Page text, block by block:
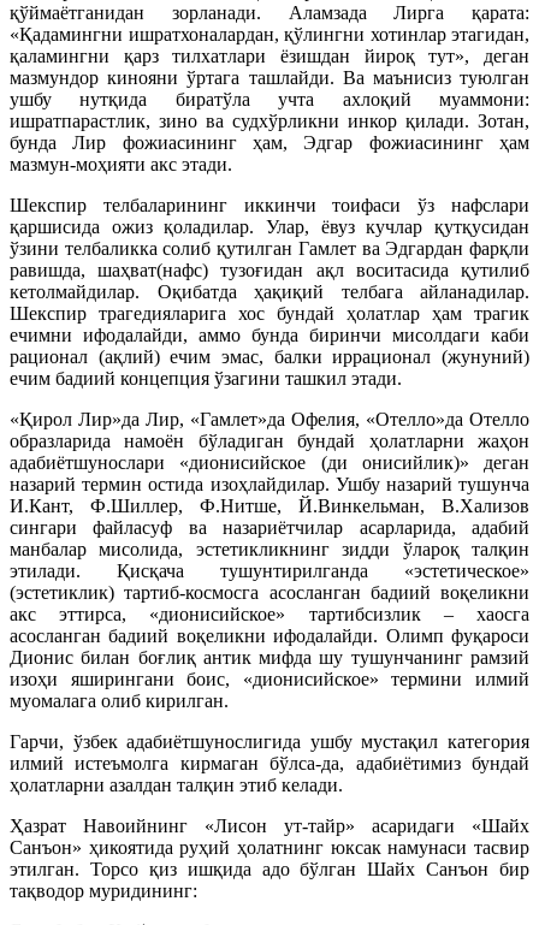
қўймаётганидан зорланади. Аламзада Лирга қарата:
«Қадамингни ишратхоналардан, қўлингни хотинлар этагидан,
қаламингни қарз тилхатлари ёзишдан йироқ тут», деган
мазмундор кинояни ўртага ташлайди. Ва маънисиз туюлган
ушбу нутқида биратўла учта ахлоқий муаммони:
ишратпарастлик, зино ва судхўрликни инкор қилади. Зотан,
бунда Лир фожиасининг ҳам, Эдгар фожиасининг ҳам
мазмун-моҳияти акс этади.
Шекспир телбаларининг иккинчи тоифаси ўз нафслари
қаршисида ожиз қоладилар. Улар, ёвуз кучлар қутқусидан
ўзини телбаликка солиб қутилган Гамлет ва Эдгардан фарқли
равишда, шаҳват(нафс) тузоғидан ақл воситасида қутилиб
кетолмайдилар. Оқибатда ҳақиқий телбага айланадилар.
Шекспир трагедияларига хос бундай ҳолатлар ҳам трагик
ечимни ифодалайди, аммо бунда биринчи мисолдаги каби
рационал (ақлий) ечим эмас, балки иррационал (жунуний)
ечим бадиий концепция ўзагини ташкил этади.
«Қирол Лир»да Лир, «Гамлет»да Офелия, «Отелло»да Отелло
образларида намоён бўладиган бундай ҳолатларни жаҳон
адабиётшунослари «дионисийское (ди онисийлик)» деган
назарий термин остида изоҳлайдилар. Ушбу назарий тушунча
И.Кант, Ф.Шиллер, Ф.Нитше, Й.Винкельман, В.Хализов
сингари файласуф ва назариётчилар асарларида, адабий
манбалар мисолида, эстетикликнинг зидди ўлароқ талқин
этилади. Қисқача тушунтирилганда «эстетическое»
(эстетиклик) тартиб-космосга асосланган бадиий воқеликни
акс эттирса, «дионисийское» тартибсизлик – хаосга
асосланган бадиий воқеликни ифодалайди. Олимп фуқароси
Дионис билан боғлиқ антик мифда шу тушунчанинг рамзий
изоҳи яширингани боис, «дионисийское» термини илмий
муомалага олиб кирилган.
Гарчи, ўзбек адабиётшунослигида ушбу мустақил категория
илмий истеъмолга кирмаган бўлса-да, адабиётимиз бундай
ҳолатларни азалдан талқин этиб келади.
Ҳазрат Навоийнинг «Лисон ут-тайр» асаридаги «Шайх
Санъон» ҳикоятида руҳий ҳолатнинг юксак намунаси тасвир
этилган. Торсо қиз ишқида адо бўлган Шайх Санъон бир
тақводор муридининг: